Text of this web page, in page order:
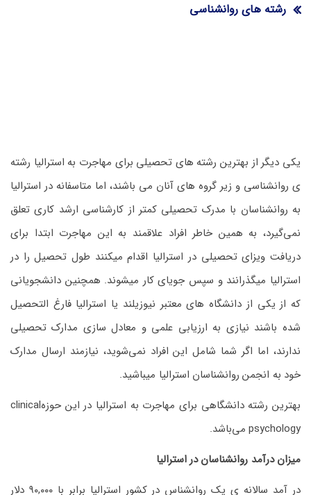
رشته های روانشناسی
یکی دیگر از بهترین رشته های تحصیلی برای مهاجرت به استرالیا رشته
ی روانشناسی و زیر گروه های آنان می باشند، اما متاسفانه در استرالیا
به روانشناسان با مدرک تحصیلی کمتر از کارشناسی ارشد کاری تعلق
نمی‌گیرد، به همین خاطر افراد علاقمند به این مهاجرت ابتدا برای
دریافت ویزای تحصیلی در استرالیا اقدام میکنند طول تحصیل را در
استرالیا میگذرانند و سپس جویای کار میشوند. همچنین دانشجویانی
که از یکی از دانشگاه های معتبر نیوزیلند یا استرالیا فارغ التحصیل
شده باشند نیازی به ارزیابی علمی و معادل سازی مدارک تحصیلی
ندارند، اما اگر شما شامل این افراد نمی‌شوید، نیازمند ارسال مدارک
خود به انجمن روانشناسان استرالیا میباشید.
بهترین رشته دانشگاهی برای مهاجرت به استرالیا در این حوزهclinical
psychology می‌باشد.
میزان درآمد روانشناسان در استرالیا
در آمد سالانه ی یک روانشناس در کشور استرالیا برابر با ۹۰,۰۰۰ دلار